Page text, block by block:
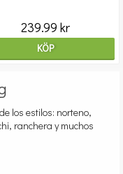
239.99 kr
KÖP
los estilos: norteno,
ranchera y muchos